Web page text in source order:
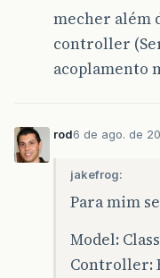
mecher além
controller
acoplamento
rod6 de ago. de
jakefrog:
Para mim
Model:
Controller: